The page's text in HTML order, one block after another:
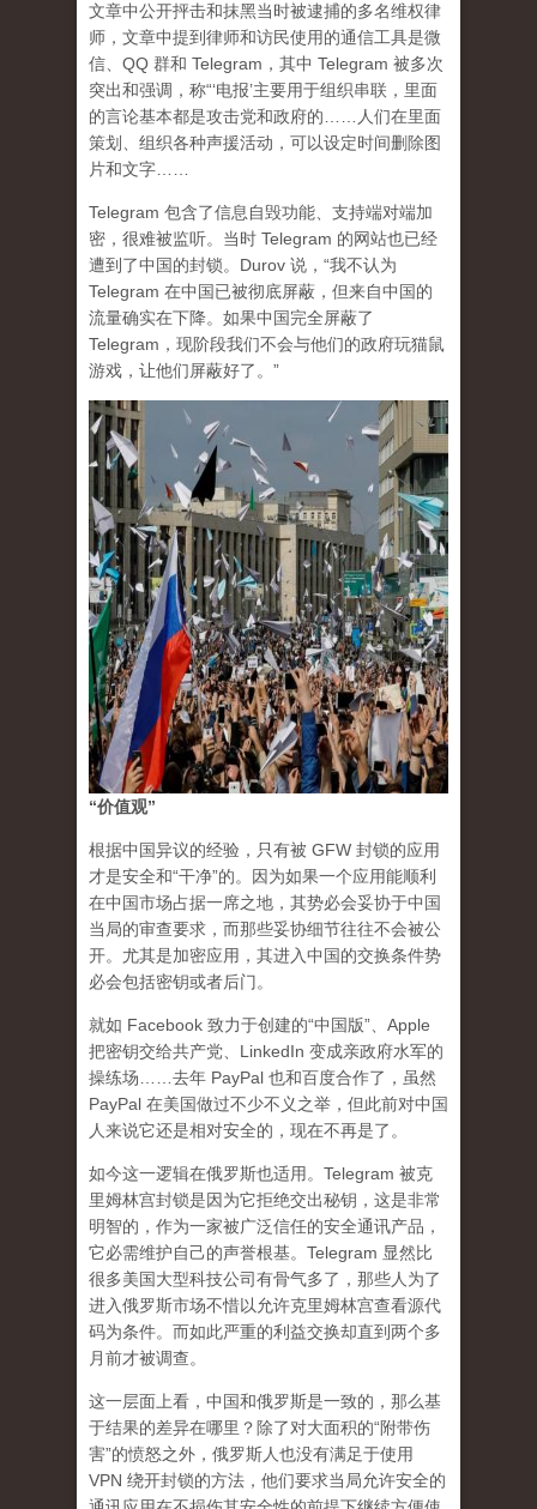
文章中公开抨击和抹黑当时被逮捕的多名维权律
师，文章中提到律师和访民使用的通信工具是微
信、QQ 群和 Telegram，其中 Telegram 被多次
突出和强调，称“‘电报’主要用于组织串联，里面
的言论基本都是攻击党和政府的……人们在里面
策划、组织各种声援活动，可以设定时间删除图
片和文字……
Telegram 包含了信息自毁功能、支持端对端加
密，很难被监听。当时 Telegram 的网站也已经
遭到了中国的封锁。Durov 说，“我不认为
Telegram 在中国已被彻底屏蔽，但来自中国的
流量确实在下降。如果中国完全屏蔽了
Telegram，现阶段我们不会与他们的政府玩猫鼠
游戏，让他们屏蔽好了。”
“价值观”
根据中国异议的经验，只有被 GFW 封锁的应用
才是安全和“干净”的。因为如果一个应用能顺利
在中国市场占据一席之地，其势必会妥协于中国
当局的审查要求，而那些妥协细节往往不会被公
开。尤其是加密应用，其进入中国的交换条件势
必会包括密钥或者后门。
就如 Facebook 致力于创建的“中国版”、Apple
把密钥交给共产党、LinkedIn 变成亲政府水军的
操练场……去年 PayPal 也和百度合作了，虽然
PayPal 在美国做过不少不义之举，但此前对中国
人来说它还是相对安全的，现在不再是了。
如今这一逻辑在俄罗斯也适用。Telegram 被克
里姆林宫封锁是因为它拒绝交出秘钥，这是非常
明智的，作为一家被广泛信任的安全通讯产品，
它必需维护自己的声誉根基。Telegram 显然比
很多美国大型科技公司有骨气多了，那些人为了
进入俄罗斯市场不惜以允许克里姆林宫查看源代
码为条件。而如此严重的利益交换却直到两个多
月前才被调查。
这一层面上看，中国和俄罗斯是一致的，那么基
于结果的差异在哪里？除了对大面积的“附带伤
害”的愤怒之外，俄罗斯人也没有满足于使用
VPN 绕开封锁的方法，他们要求当局允许安全的